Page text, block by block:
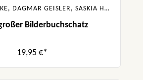
CORNELIA FUNKE, DAGMAR GEISLER, SASKIA HULA, JULIA BOEHME, URSULA POZNANSKI, SABINE BOHLMANN
Bilderbuchschatz
19,95 €*